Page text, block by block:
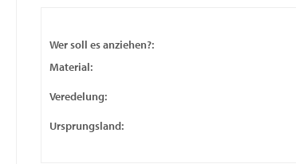
Wer soll es anziehen?:
Material:
Veredelung:
Ursprungsland: